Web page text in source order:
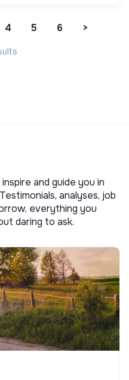
4 5 6 >
and guide you in
analyses, job
everything you
daring to ask.